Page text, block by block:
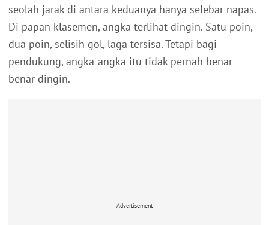
seolah jarak di antara keduanya hanya selebar napas.
Di papan klasemen, angka terlihat dingin. Satu poin,
dua poin, selisih gol, laga tersisa. Tetapi bagi
pendukung, angka-angka itu tidak pernah benar-
benar dingin.
Advertisement